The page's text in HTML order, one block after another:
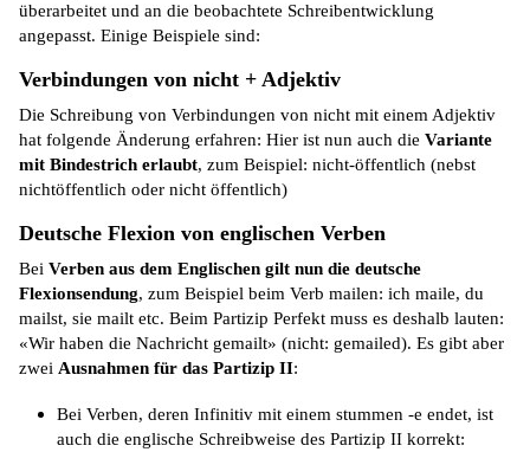
überarbeitet und an die beobachtete Schreibentwicklung
angepasst. Einige Beispiele sind:
Verbindungen von nicht + Adjektiv
Die Schreibung von Verbindungen von nicht mit einem Adjektiv
hat folgende Änderung erfahren: Hier ist nun auch dieVariante
mit Bindestrich erlaubt, zum Beispiel: nicht-öffentlich (nebst
nichtöffentlich oder nicht öffentlich)
Deutsche Flexion von englischen Verben
BeiVerben aus dem Englischen gilt nun die deutsche
Flexionsendung, zum Beispiel beim Verb mailen: ich maile, du
mailst, sie mailt etc. Beim Partizip Perfekt muss es deshalb lauten:
«Wir haben die Nachricht gemailt» (nicht: gemailed). Es gibt aber
zweiAusnahmen für das Partizip II:
Bei Verben, deren Infinitiv mit einem stummen -e endet, ist
auch die englische Schreibweise des Partizip II korrekt: